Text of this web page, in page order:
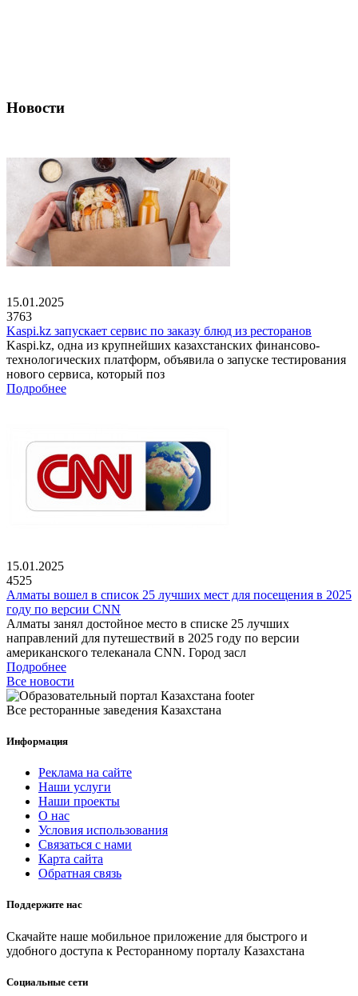
Новости
15.01.2025
3763
Kaspi.kz запускает сервис по заказу блюд из ресторанов
Kaspi.kz, одна из крупнейших казахстанских финансово-
технологических платформ, объявила о запуске тестирования
нового сервиса, который поз
Подробнее
15.01.2025
4525
Алматы вошел в список 25 лучших мест для посещения в 2025
году по версии CNN
Алматы занял достойное место в списке 25 лучших
направлений для путешествий в 2025 году по версии
американского телеканала CNN. Город засл
Подробнее
Все новости
Все ресторанные заведения Казахстана
Информация
Реклама на сайте
Наши услуги
Наши проекты
О нас
Условия использования
Связаться с нами
Карта сайта
Обратная связь
Поддержите нас
Скачайте наше мобильное приложение для быстрого и
удобного доступа к Ресторанному порталу Казахстана
Социальные сети